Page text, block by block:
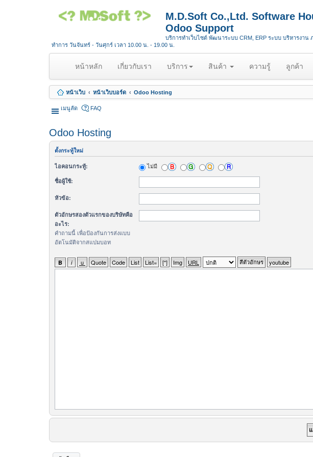
M.D.Soft Co.,Ltd. Software
Odoo Support
บริการทำเว็บไซต์ พัฒนาระบบ CRM, ERP ระบบ บริหารงาน
ทำการ วันจันทร์ - วันศุกร์ เวลา 10.00 น. - 19.00 น.
หน้าหลัก(
u
r
t
เกี่ยวกับเรา บริการ สินค้า ความรู้ ลูกค้า
หน้าเว็บ หน้าเว็บบอร์ด Odoo Hosting
เมนูลัด FAQ
Odoo Hosting
ตั้งกระทู้ใหม่
ไอคอนกระทู้: ไม่มี
ชื่อผู้ใช้:
หัวข้อ:
ตัวอักษรสองตัวแรกของบริษัทคือ
อะไร:
คำถามนี้ เพื่อป้องกันการส่งแบบ
อัตโนมัติจากสแปมบอท